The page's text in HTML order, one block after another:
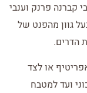
קברנה פרנק וענבי
גוון מהפנט של
הדרים.
או לצד
ועד למטבח